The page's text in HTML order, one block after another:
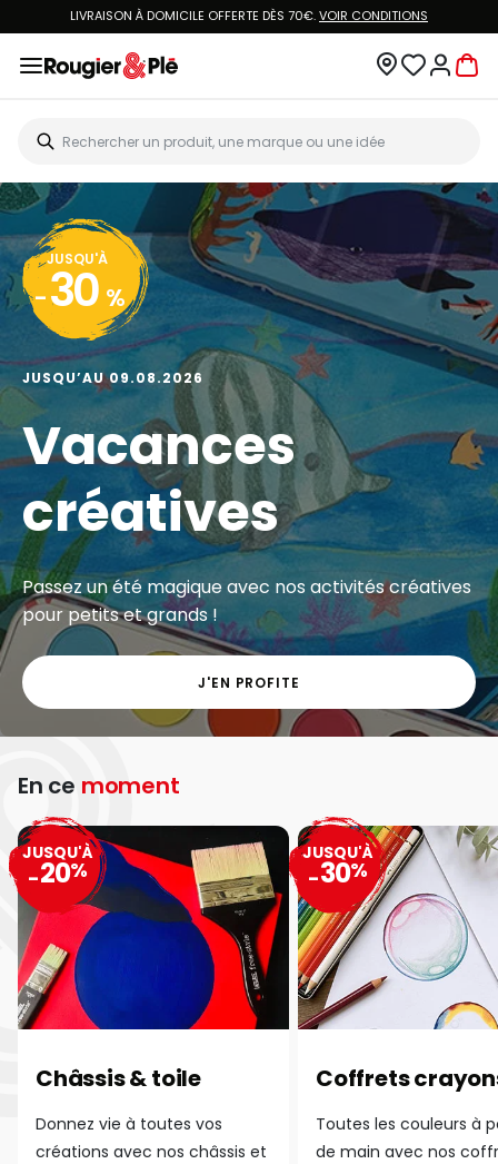
LIVRAISON À DOMICILE OFFERTE DÈS 70€.VOIR CONDITIONS
JUSQU'À
- 30 %
JUSQU’AU 09.08.2026
Vacances
créatives
Passez un été magique avec nos activités créatives
pour petits et grands !
J'EN PROFITE
En ce moment
Châssis & toile
Donnez vie à toutes vos
créations avec nos châssis et
JUSQU'À
-20%
Coffrets
Toutes les couleurs à
de main avec nos
JUSQU'À
-30%